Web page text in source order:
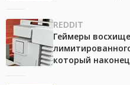
REDDIT
Геймеры
который